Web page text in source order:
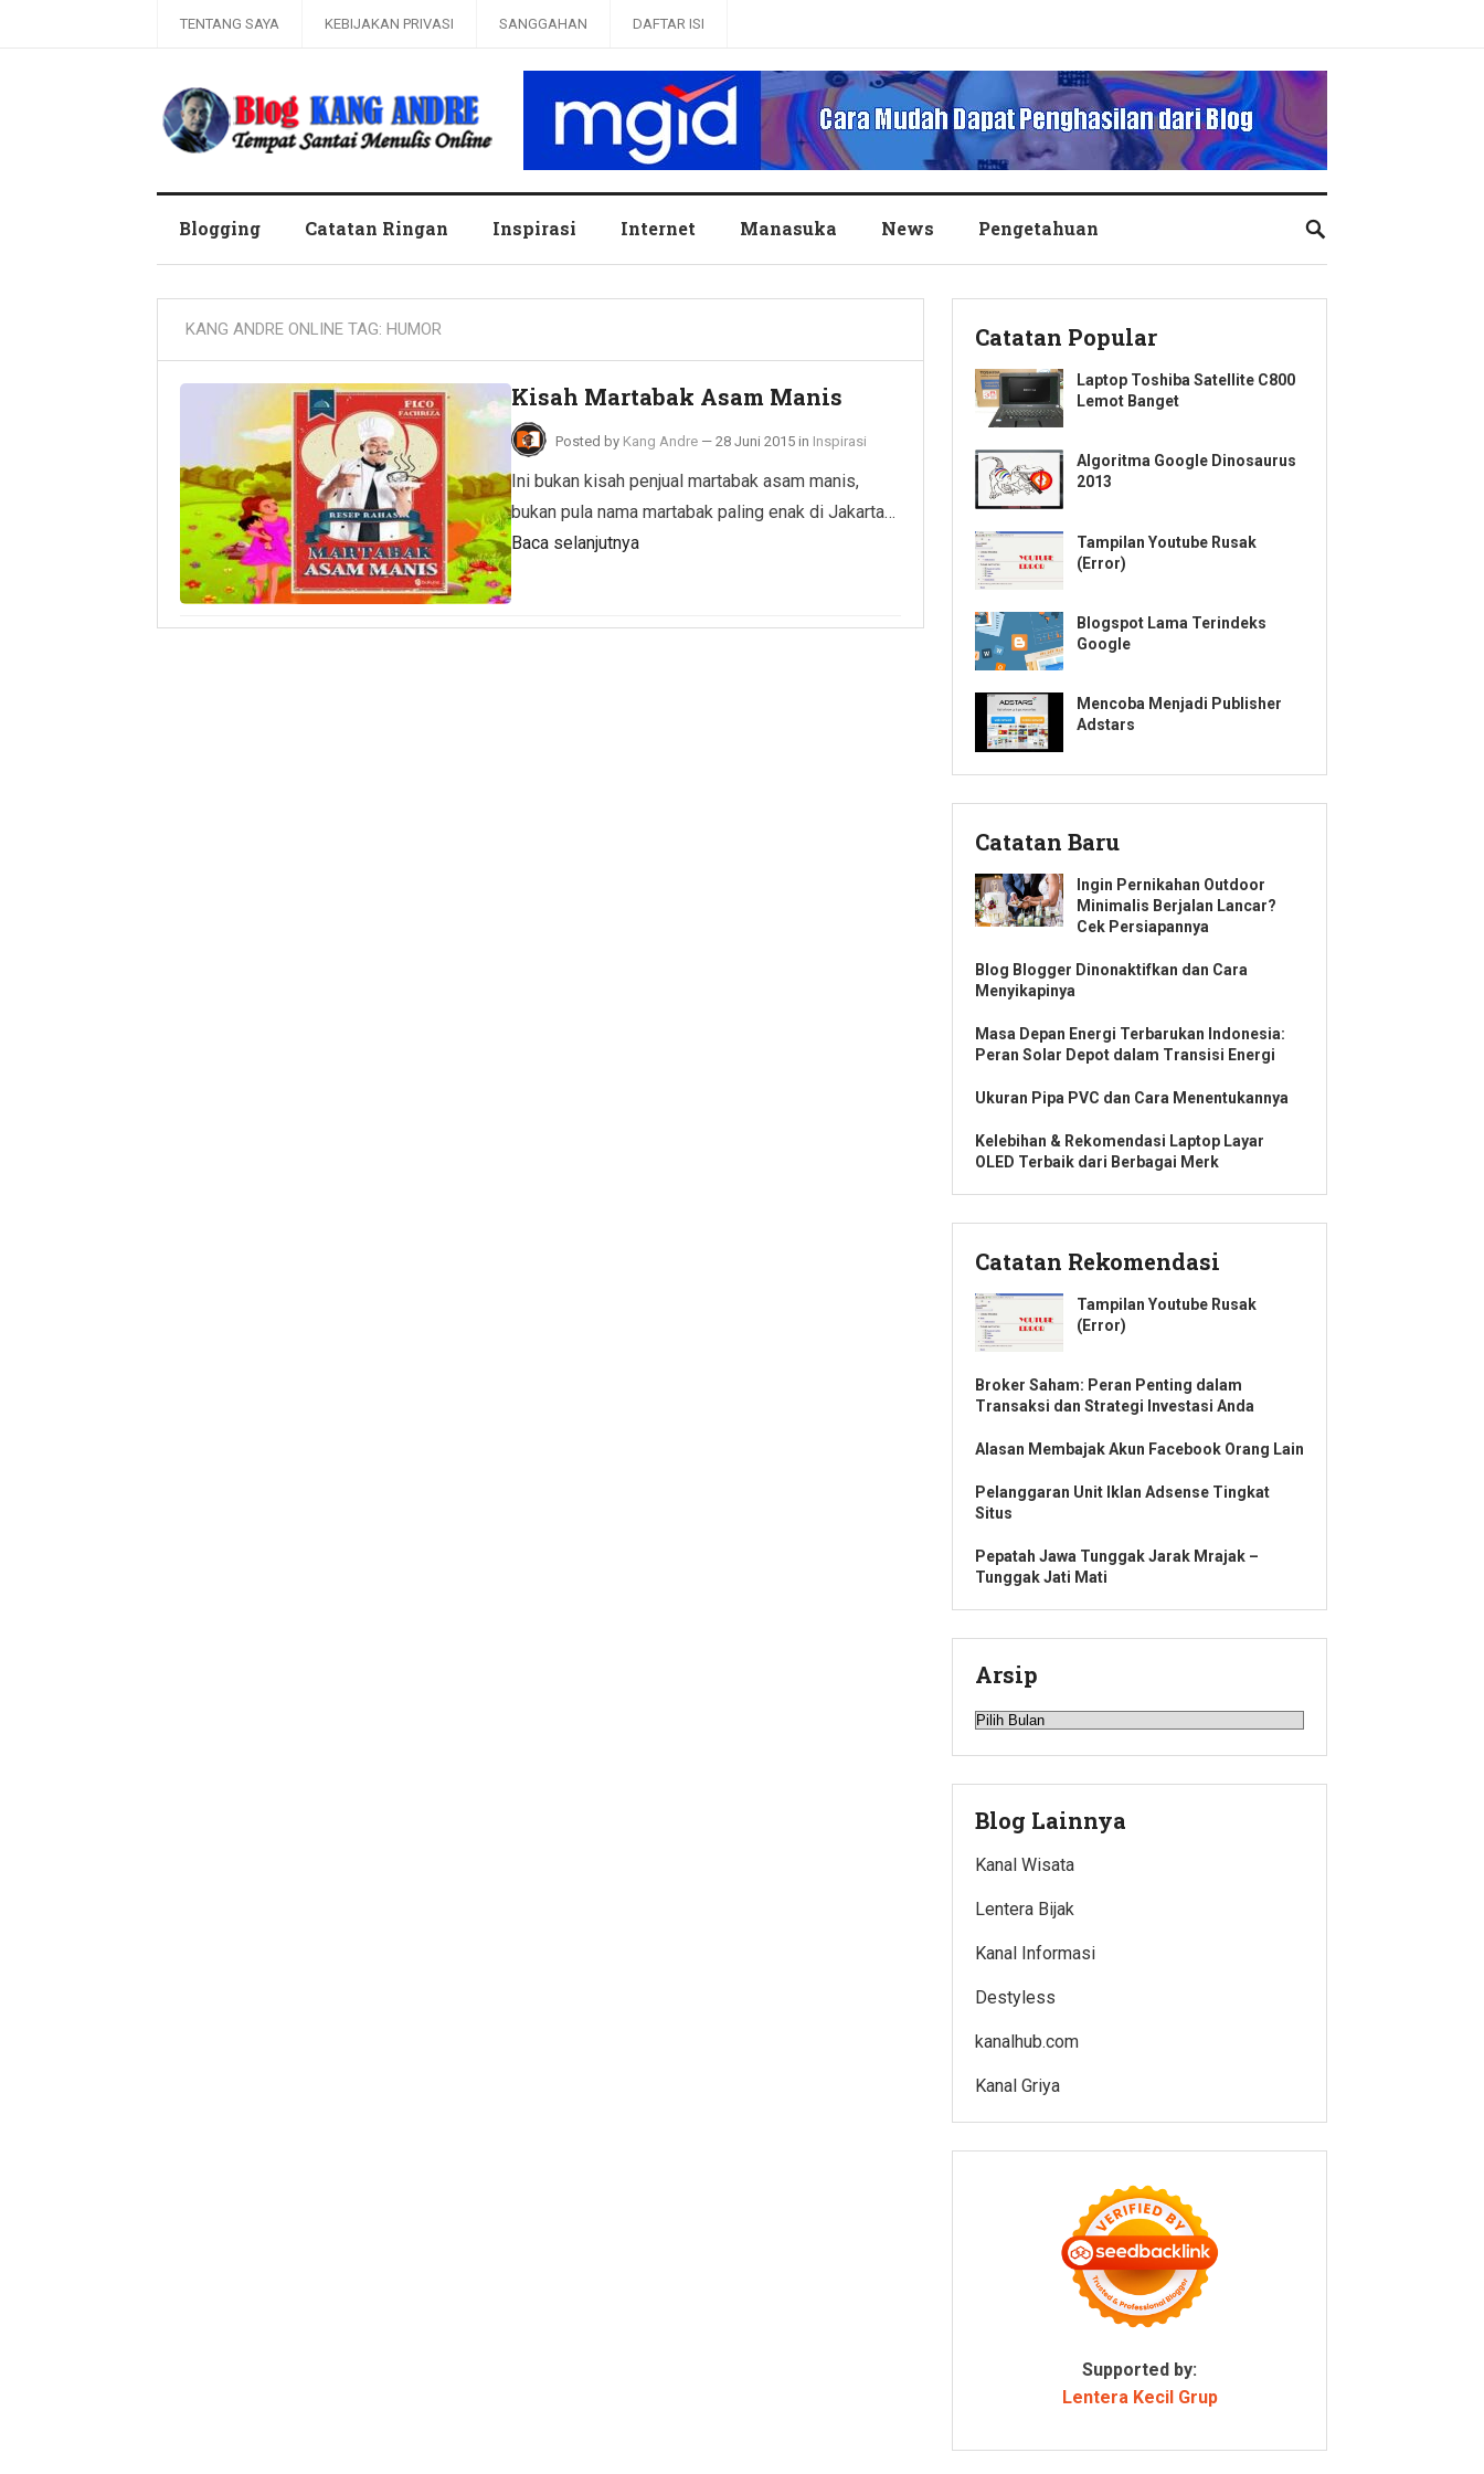
TENTANG SAYA KEBIJAKAN PRIVASI SANGGAHAN DAFTAR ISI
Blogging Catatan Ringan Inspirasi Internet Manasuka News Pengetahuan
KANG ANDRE ONLINE TAG: HUMOR
Kisah Martabak Asam Manis
Posted by Kang Andre — 28 Juni 2015 in Inspirasi
Ini bukan kisah penjual martabak asam manis,
bukan pula nama martabak paling enak di Jakarta…
Baca selanjutnya
Catatan Popular
Laptop Toshiba Satellite C800
Lemot Banget
Algoritma Google Dinosaurus
2013
Tampilan Youtube Rusak
(Error)
Blogspot Lama Terindeks
Google
Mencoba Menjadi Publisher
Adstars
Catatan Baru
Ingin Pernikahan Outdoor
Minimalis Berjalan Lancar?
Cek Persiapannya
Blog Blogger Dinonaktifkan dan Cara
Menyikapinya
Masa Depan Energi Terbarukan Indonesia:
Peran Solar Depot dalam Transisi Energi
Ukuran Pipa PVC dan Cara Menentukannya
Kelebihan & Rekomendasi Laptop Layar
OLED Terbaik dari Berbagai Merk
Catatan Rekomendasi
Tampilan Youtube Rusak
(Error)
Broker Saham: Peran Penting dalam
Transaksi dan Strategi Investasi Anda
Alasan Membajak Akun Facebook Orang Lain
Pelanggaran Unit Iklan Adsense Tingkat
Situs
Pepatah Jawa Tunggak Jarak Mrajak –
Tunggak Jati Mati
Arsip
Arsip
Blog Lainnya
Kanal Wisata
Lentera Bijak
Kanal Informasi
Destyless
kanalhub.com
Kanal Griya
Supported by:
Lentera Kecil Grup